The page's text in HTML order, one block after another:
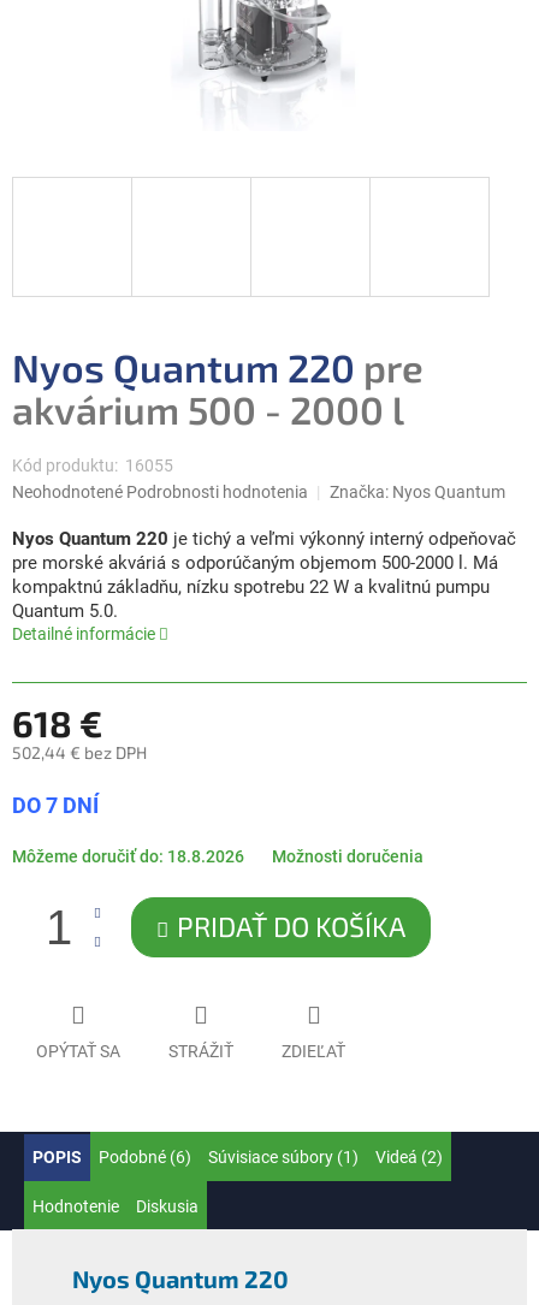
Nyos Quantum 220 pre
akvárium 500 - 2000 l
Kód produktu: 16055
Priemerné
produktu
je
0,0
z
5
Neohodnotené Podrobnosti hodnotenia Značka: Nyos Quantum
Nyos Quantum 220 je tichý a veľmi výkonný interný odpeňovač
pre morské akváriá s odporúčaným objemom 500-2000 l. Má
kompaktnú základňu, nízku spotrebu 22 W a kvalitnú pumpu
Quantum 5.0.
Detailné informácie
618 €
502,44 € bez DPH
cena:
DO 7 DNÍ
Môžeme doručiť do: 18.8.2026 Možnosti doručenia
PRIDAŤ DO KOŠÍKA
OPÝTAŤ SA STRÁŽIŤ ZDIEĽAŤ
POPIS Podobné (6) Súvisiace súbory (1) Videá (2)
Hodnotenie Diskusia
Nyos Quantum 220